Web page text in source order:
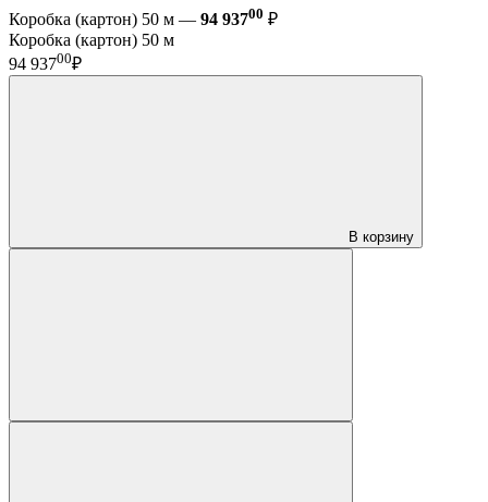
Коробка (картон) 50 м — 94 93700 ₽
Коробка (картон) 50 м
94 93700₽
В корзину